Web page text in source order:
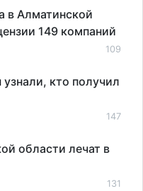
в Алматинской
149 компаний
109
кто получил
147
области лечат в
131